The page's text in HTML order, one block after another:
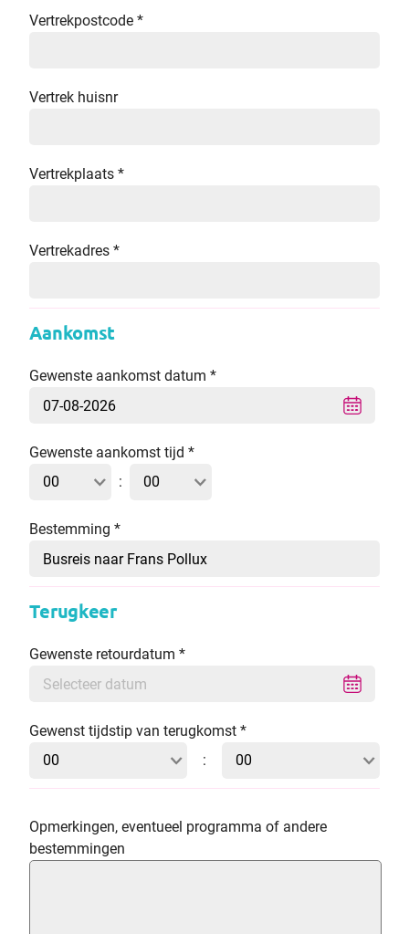
Vertrekpostcode *
Vertrek huisnr
Vertrekplaats *
Vertrekadres *
Aankomst
Gewenste aankomst datum *
Gewenste aankomst tijd *
:
Bestemming *
Terugkeer
Gewenste retourdatum *
Gewenst tijdstip van terugkomst *
:
Opmerkingen, eventueel programma of andere
bestemmingen